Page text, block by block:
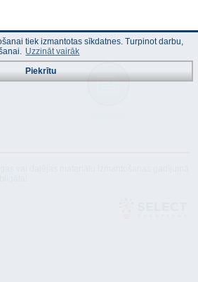
tiek izmantotas sīkdatnes. Turpinot darbu,
Uzzināt vairāk
Piekrītu